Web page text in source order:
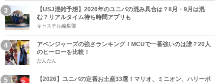
【USJ混雑予想】2026年のユニバの混み具合は？8月・9月は混
む？リアルタイム待ち時間アプリも
キャステル編集部
アベンジャーズの強さランキング！MCUで一番強いのは誰？20人
のヒーローを比較！
だんだん
【2026】ユニバの定番お土産33選！マリオ、ミニオン、ハリーポ